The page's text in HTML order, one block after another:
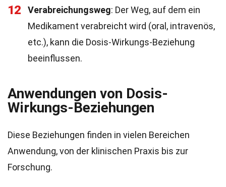
12 Verabreichungsweg: Der Weg, auf dem ein
Medikament verabreicht wird (oral, intravenös,
etc.), kann die Dosis-Wirkungs-Beziehung
beeinflussen.
Anwendungen von Dosis-
Wirkungs-Beziehungen
Diese Beziehungen finden in vielen Bereichen
Anwendung, von der klinischen Praxis bis zur
Forschung.